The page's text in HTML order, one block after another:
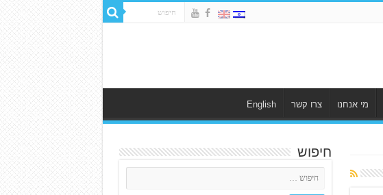
מי אנחנו צרו קשר English
חיפוש